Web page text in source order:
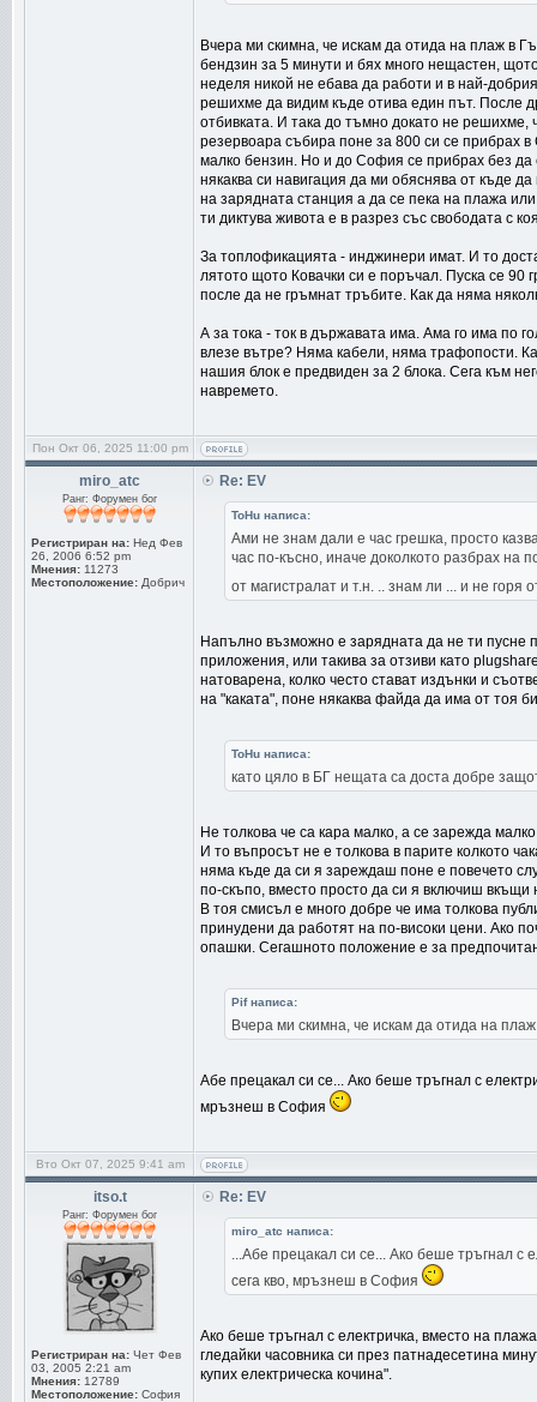
Вчера ми скимна, че искам да отида на плаж в
бендзин за 5 минути и бях много нещастен,
неделя никой не ебава да работи и в най-
решихме да видим къде отива един път. После
отбивката. И така до тъмно докато не
резервоара събира поне за 800 си се прибрах
малко бензин. Но и до София се прибрах без
някаква си навигация да ми обяснява от къде
на зарядната станция а да се пека на плажа
ти диктува живота е в разрез със свободата с
За топлофикацията - инджинери имат. И то
лятото щото Ковачки си е поръчал. Пуска се 90
после да не гръмнат тръбите. Как да няма
А за тока - ток в държавата има. Ама го има по
влезе вътре? Няма кабели, няма трафопости.
нашия блок е предвиден за 2 блока. Сега към
навремето.
Пон Окт 06, 2025 11:00 pm
miro_atc
Ранг: Форумен бог
Регистриран на: Нед Фев
26, 2006 6:52 pm
Мнения: 11273
Местоположение: Добрич
Re: EV
ToHu написа:
Ами не знам дали е час грешка, просто
час по-късно, иначе доколкото разбрах на
от магистралат и т.н. .. знам ли ... и не горя
Напълно възможно е зарядната да не ти пусне
приложения, или такива за отзиви като
натоварена, колко често стават издънки и
на "каката", поне някаква файда да има от тоя
ToHu написа:
като цяло в БГ нещата са доста добре
Не толкова че са кара малко, а се зарежда
И то въпросът не е толкова в парите колкото
няма къде да си я зареждаш поне е повечето
по-скъпо, вместо просто да си я включиш
В тоя смисъл е много добре че има толкова
принудени да работят на по-високи цени. Ако
опашки. Сегашното положение е за
Pif написа:
Вчера ми скимна, че искам да отида на
Абе прецакал си се... Ако беше тръгнал с
мръзнеш в София
Вто Окт 07, 2025 9:41 am
itso.t
Ранг: Форумен бог
Регистриран на: Чет Фев
03, 2005 2:21 am
Мнения: 12789
Местоположение: София
Re: EV
miro_atc написа:
...Абе прецакал си се... Ако беше тръгнал
сега кво, мръзнеш в София
Ако беше тръгнал с електричка, вместо на
гледайки часовника си през патнадесетина
купих електрическа кочина".